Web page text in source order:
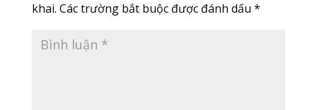
khai. Các trường bắt buộc được đánh dấu *